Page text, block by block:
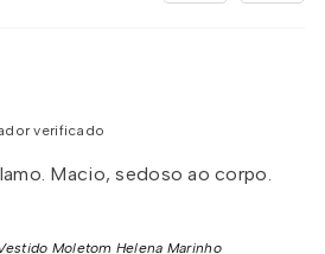
verificado
Macio, sedoso ao corpo.
Moletom Helena Marinho